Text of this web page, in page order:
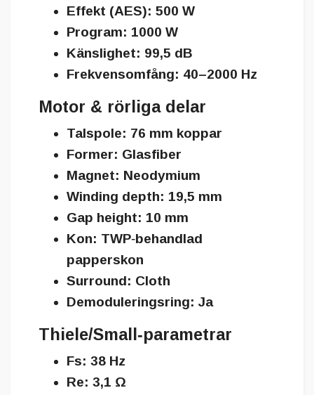
Effekt (AES): 500 W
Program: 1000 W
Känslighet: 99,5 dB
Frekvensomfång: 40–2000 Hz
Motor & rörliga delar
Talspole: 76 mm koppar
Former: Glasfiber
Magnet: Neodymium
Winding depth: 19,5 mm
Gap height: 10 mm
Kon: TWP‑behandlad
papperskon
Surround: Cloth
Demoduleringsring: Ja
Thiele/Small‑parametrar
Fs: 38 Hz
Re: 3,1 Ω